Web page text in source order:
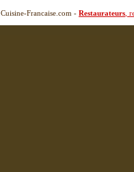
Cuisine-Francaise.com - Restaurateurs ,